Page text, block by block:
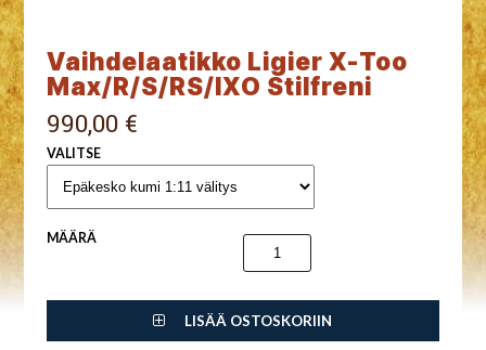
Vaihdelaatikko Ligier X-Too
Max/R/S/RS/IXO Stilfreni
990,00 €
VALITSE
MÄÄRÄ
LISÄÄ OSTOSKORIIN